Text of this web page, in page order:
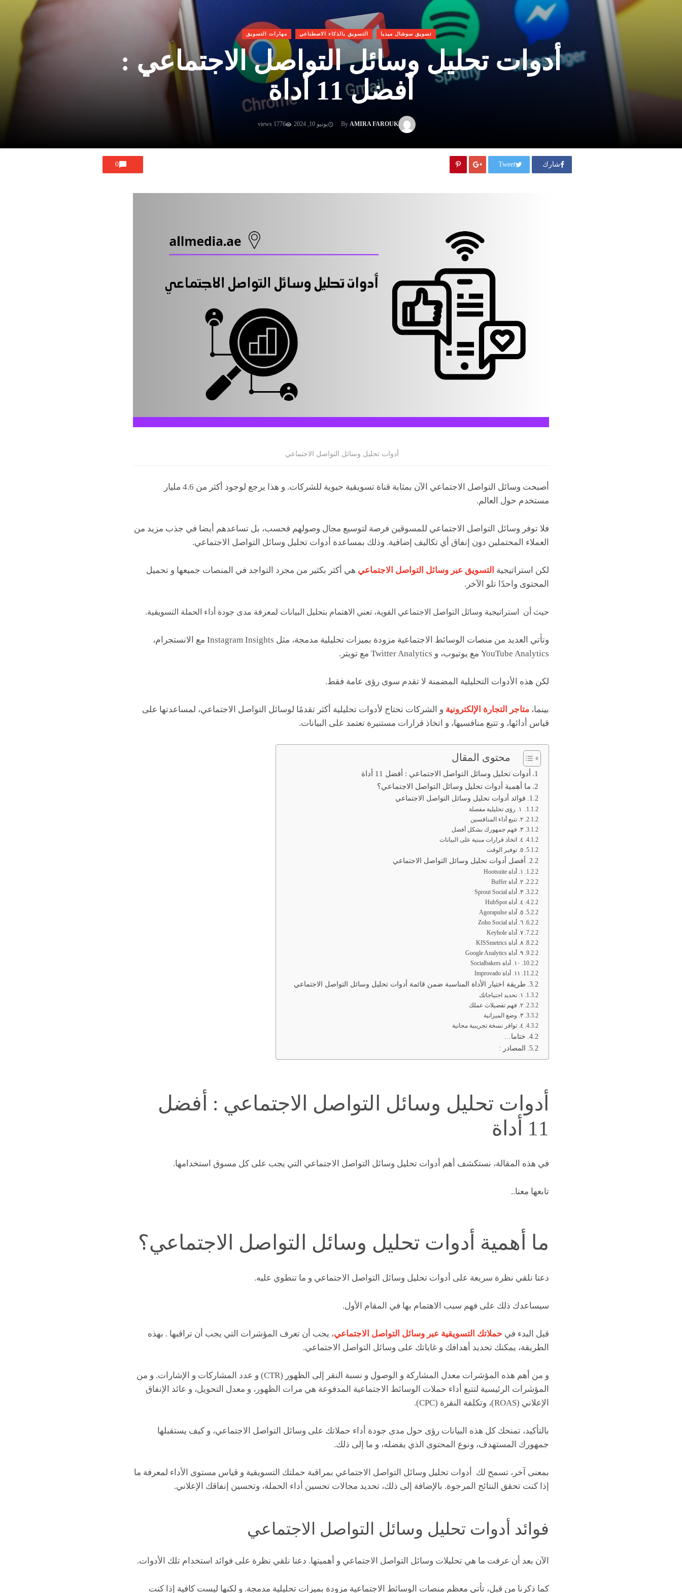
تسويق سوشال ميديا التسويق بالذكاء الاصطناعي مهارات التسويق
أدوات تحليل وسائل التواصل الاجتماعي :
أفضل 11 أداة
By AMIRA FAROUK يونيو 10, 2024 1776 views
شارك Tweet
0
أدوات تحليل وسائل التواصل الاجتماعي
أصبحت وسائل التواصل الاجتماعي الآن بمثابة قناة تسويقية حيوية للشركات. و هذا يرجع لوجود أكثر من 4.6 مليار
مستخدم حول العالم.
فلا توفر وسائل التواصل الاجتماعي للمسوقين فرصة لتوسيع مجال وصولهم فحسب، بل تساعدهم أيضا في جذب مزيد من
العملاء المحتملين دون إنفاق أي تكاليف إضافية. وذلك بمساعدة أدوات تحليل وسائل التواصل الاجتماعي.
لكن استراتيجية التسويق عبر وسائل التواصل الاجتماعي هي أكثر بكثير من مجرد التواجد في المنصات جميعها و تحميل
المحتوى واحدًا تلو الآخر.
حيث أن استراتيجية وسائل التواصل الاجتماعي القوية، تعني الاهتمام بتحليل البيانات لمعرفة مدى جودة أداء الحملة التسويقية.
وتأتي العديد من منصات الوسائط الاجتماعية مزودة بميزات تحليلية مدمجة، مثل Instagram Insights مع الانستجرام،
YouTube Analytics مع يوتيوب، و Twitter Analytics مع تويتر.
لكن هذه الأدوات التحليلية المضمنة لا تقدم سوى رؤى عامة فقط.
بينما، متاجر التجارة الإلكترونية و الشركات تحتاج لأدوات تحليلية أكثر تقدمًا لوسائل التواصل الاجتماعي، لمساعدتها على
قياس أدائها، و تتبع منافسيها، و اتخاذ قرارات مستنيرة تعتمد على البيانات.
محتوى المقال
أدوات تحليل وسائل التواصل الاجتماعي : أفضل 11 أداة
ما أهمية أدوات تحليل وسائل التواصل الاجتماعي؟
فوائد أدوات تحليل وسائل التواصل الاجتماعي
٢. تتبع أداء المنافسين
٣. فهم جمهورك بشكل أفضل
٤. اتخاذ قرارات مبنية على البيانات
٥. توفير الوقت
أفضل أدوات تحليل وسائل التواصل الاجتماعي
١. أداة Hootsuite
٢. أداة Buffer
٣. أداة Sprout Social
٤. أداة HubSpot
٥. أداة Agorapulse
٦. أداة Zoho Social
٧. أداة Keyhole
٨. أداة KISSmetrics
٩. أداة Google Analytics
١٠. أداة Socialbakers
١١. أداة Improvado
طريقة اختيار الأداة المناسبة ضمن قائمة أدوات تحليل وسائل التواصل الاجتماعي
١. تحديد احتياجاتك
٢. فهم تفضيلات عملك
٣. وضع الميزانية
٤. توافر نسخة تجريبية مجانية
ختاما…
المصادر :
أدوات تحليل وسائل التواصل الاجتماعي : أفضل
11 أداة
في هذه المقالة، نستكشف أهم أدوات تحليل وسائل التواصل الاجتماعي التي يجب على كل مسوق استخدامها.
تابعها معنا..
ما أهمية أدوات تحليل وسائل التواصل الاجتماعي؟
دعنا نلقي نظرة سريعة على أدوات تحليل وسائل التواصل الاجتماعي و ما تنطوي عليه.
سيساعدك ذلك على فهم سبب الاهتمام بها في المقام الأول.
قبل البدء في حملاتك التسويقية عبر وسائل التواصل الاجتماعي، يجب أن تعرف المؤشرات التي يجب أن تراقبها . بهذه
الطريقة، يمكنك تحديد أهدافك و غاياتك على وسائل التواصل الاجتماعي.
و من أهم هذه المؤشرات معدل المشاركة و الوصول و نسبة النقر إلى الظهور (CTR) و عدد المشاركات و الإشارات. و من
المؤشرات الرئيسية لتتبع أداء حملات الوسائط الاجتماعية المدفوعة هي مرات الظهور، و معدل التحويل، و عائد الإنفاق
الإعلاني (ROAS)، وتكلفة النقرة (CPC).
بالتأكيد، تمنحك كل هذه البيانات رؤى حول مدى جودة أداء حملاتك على وسائل التواصل الاجتماعي، و كيف يستقبلها
جمهورك المستهدف، ونوع المحتوى الذي يفضله، و ما إلى ذلك.
بمعنى آخر، تسمح لك أدوات تحليل وسائل التواصل الاجتماعي بمراقبة حملتك التسويقية و قياس مستوى الأداء لمعرفة ما
إذا كنت تحقق النتائج المرجوة. بالإضافة إلى ذلك، تحديد مجالات تحسين أداء الحملة، وتحسين إنفاقك الإعلاني.
فوائد أدوات تحليل وسائل التواصل الاجتماعي
الآن بعد أن عرفت ما هي تحليلات وسائل التواصل الاجتماعي و أهميتها. دعنا نلقي نظرة على فوائد استخدام تلك الأدوات.
كما ذكرنا من قبل، تأتي معظم منصات الوسائط الاجتماعية مزودة بميزات تحليلية مدمجة. و لكنها ليست كافية إذا كنت